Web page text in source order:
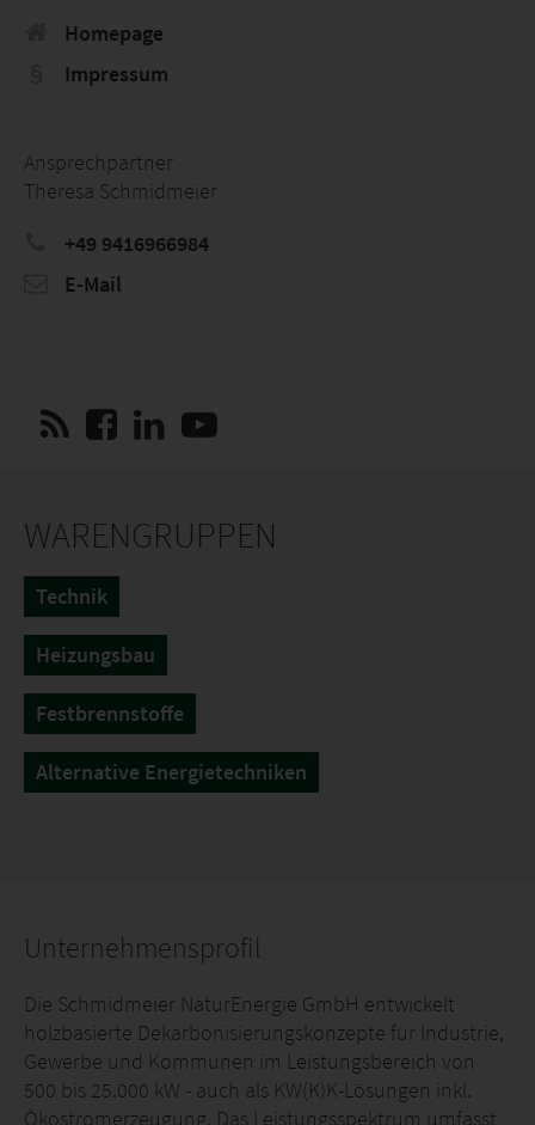
Homepage
Impressum
Ansprechpartner
Theresa Schmidmeier
+49 9416966984
E-Mail
WARENGRUPPEN
Technik
Heizungsbau
Festbrennstoffe
Alternative Energietechniken
Unternehmensprofil
Die Schmidmeier NaturEnergie GmbH entwickelt
holzbasierte Dekarbonisierungskonzepte für Industrie,
Gewerbe und Kommunen im Leistungsbereich von
500 bis 25.000 kW - auch als KW(K)K-Lösungen inkl.
Ökostromerzeugung. Das Leistungsspektrum umfasst